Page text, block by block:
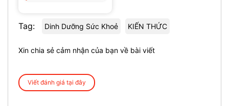
Tag: Dinh Dưỡng Sức Khoẻ KIẾN THỨC
Xin chia sẻ cảm nhận của bạn về bài viết
Viết đánh giá tại đây